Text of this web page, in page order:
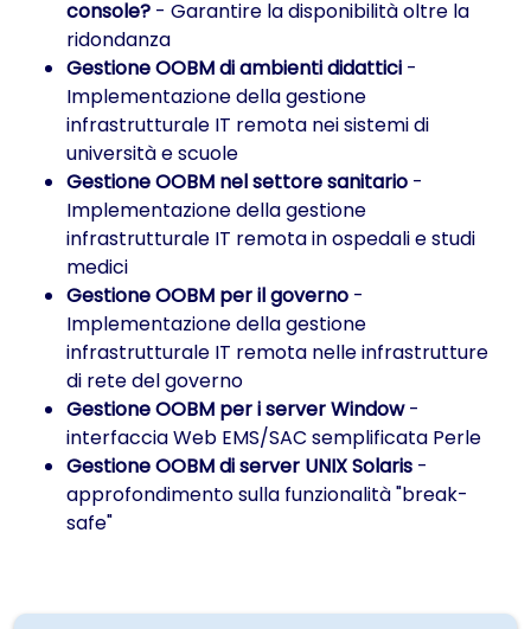
console? - Garantire la disponibilità oltre la
ridondanza
Gestione OOBM di ambienti didattici -
Implementazione della gestione
infrastrutturale IT remota nei sistemi di
università e scuole
Gestione OOBM nel settore sanitario -
Implementazione della gestione
infrastrutturale IT remota in ospedali e studi
medici
Gestione OOBM per il governo -
Implementazione della gestione
infrastrutturale IT remota nelle infrastrutture
di rete del governo
Gestione OOBM per i server Window-
interfaccia Web EMS/SAC semplificata Perle
Gestione OOBM di server UNIX Solaris -
approfondimento sulla funzionalità "break-
safe"